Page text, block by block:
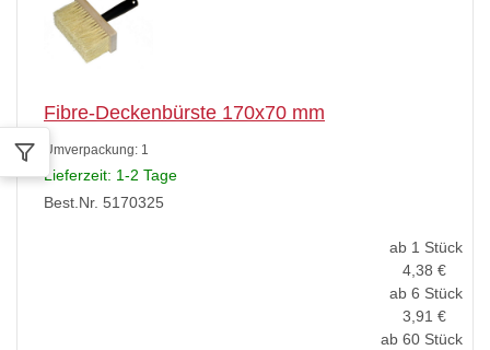
Fibre-Deckenbürste 170x70 mm
Umverpackung: 1
Lieferzeit: 1-2 Tage
Best.Nr. 5170325
ab 1 Stück
4,38 €
ab 6 Stück
3,91 €
ab 60 Stück